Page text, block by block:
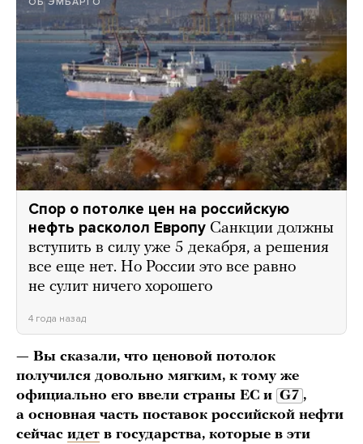
Спор о потолке цен на российскую
нефть расколол Европу Санкции должны
вступить в силу уже 5 декабря, а решения
все еще нет. Но России это все равно
не сулит ничего хорошего
4 года назад
— Вы сказали, что ценовой потолок
получился довольно мягким, к тому же
официально его ввели страны ЕС и G7 ,
а основная часть поставок российской нефти
сейчас идет в государства, которые в эти